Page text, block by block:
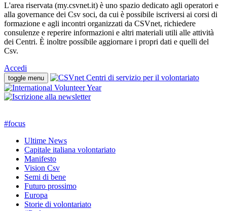
L'area riservata (my.csvnet.it) è uno spazio dedicato agli operatori e
alla governance dei Csv soci, da cui è possibile iscriversi ai corsi di
formazione e agli incontri organizzati da CSVnet, richiedere
consulenze e reperire informazioni e altri materiali utili alle attività
dei Centri. È inoltre possibile aggiornare i propri dati e quelli del
Csv.
Accedi
toggle menu
#focus
Ultime News
Capitale italiana volontariato
Manifesto
Vision Csv
Semi di bene
Futuro prossimo
Europa
Storie di volontariato